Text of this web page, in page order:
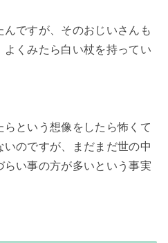
ですが、そのおじいさんも
よくみたら白い杖を持ってい
という想像をしたら怖くて
のですが、まだまだ世の中
い事の方が多いという事実